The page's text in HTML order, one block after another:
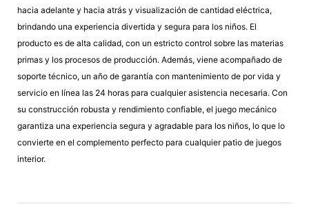
hacia adelante y hacia atrás y visualización de cantidad eléctrica,
brindando una experiencia divertida y segura para los niños. El
producto es de alta calidad, con un estricto control sobre las materias
primas y los procesos de producción. Además, viene acompañado de
soporte técnico, un año de garantía con mantenimiento de por vida y
servicio en línea las 24 horas para cualquier asistencia necesaria. Con
su construcción robusta y rendimiento confiable, el juego mecánico
garantiza una experiencia segura y agradable para los niños, lo que lo
convierte en el complemento perfecto para cualquier patio de juegos
interior.